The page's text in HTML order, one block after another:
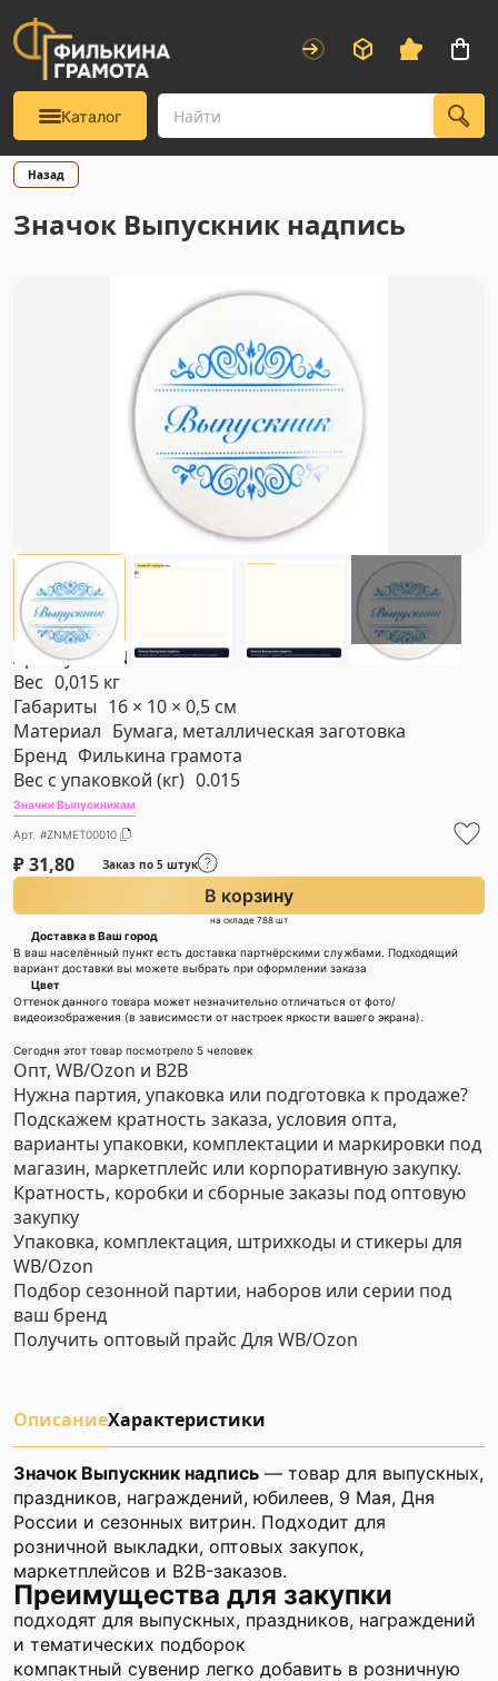
Каталог
Назад
Значок Выпускник надпись
Артикул #ZNMET00010
Вес 0,015 кг
Габариты 16 × 10 × 0,5 см
Материал Бумага, металлическая заготовка
Бренд Филькина грамота
Вес с упаковкой (кг) 0.015
Значки Выпускникам
Арт. #ZNMET00010
₽31,80 Заказ по 5 штук
В корзину
на складе 788 шт
Доставка в Ваш город
В ваш населённый пункт есть доставка партнёрскими службами. Подходящий
вариант доставки вы можете выбрать при оформлении заказа
Цвет
Оттенок данного товара может незначительно отличаться от фото/
видеоизображения (в зависимости от настроек яркости вашего экрана).
Сегодня этот товар посмотрело 5 человек
Опт, WB/Ozon и B2B
Нужна партия, упаковка или подготовка к продаже?
Подскажем кратность заказа, условия опта,
варианты упаковки, комплектации и маркировки под
магазин, маркетплейс или корпоративную закупку.
Кратность, коробки и сборные заказы под оптовую
закупку
Упаковка, комплектация, штрихкоды и стикеры для
WB/Ozon
Подбор сезонной партии, наборов или серии под
ваш бренд
Получить оптовый прайс Для WB/Ozon
ОписаниеХарактеристики
Значок Выпускник надпись — товар для выпускных,
праздников, награждений, юбилеев, 9 Мая, Дня
России и сезонных витрин. Подходит для
розничной выкладки, оптовых закупок,
маркетплейсов и B2B-заказов.
Преимущества для закупки
подходят для выпускных, праздников, награждений
и тематических подборок
компактный сувенир легко добавить в розничную